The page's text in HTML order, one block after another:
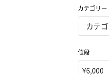
カテゴリー
値段